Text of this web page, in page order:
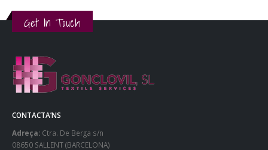
Get In Touch
CONTACTA’NS
Adreça: Ctra. De Berga s/n
08650 SALLENT (BARCELONA)